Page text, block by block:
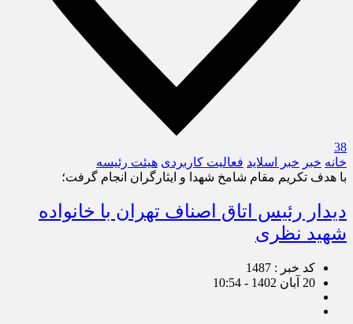
38
خانه خبر خبر اسلايد فعالیت کاربردی هیئت رئیسه
با هدف تکریم مقام شامخ شهدا و ایثارگران انجام گرفت؛
دیدار رئیس اتاق اصناف تهران با خانواده
شهید نظری
کد خبر : 1487
20 آبان 1402 - 10:54